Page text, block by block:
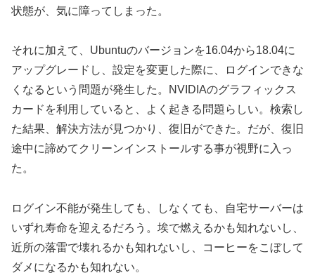
状態が、気に障ってしまった。
それに加えて、Ubuntuのバージョンを16.04から18.04に
アップグレードし、設定を変更した際に、ログインできな
くなるという問題が発生した。NVIDIAのグラフィックス
カードを利用していると、よく起きる問題らしい。検索し
た結果、解決方法が見つかり、復旧ができた。だが、復旧
途中に諦めてクリーンインストールする事が視野に入っ
た。
ログイン不能が発生しても、しなくても、自宅サーバーは
いずれ寿命を迎えるだろう。埃で燃えるかも知れないし、
近所の落雷で壊れるかも知れないし、コーヒーをこぼして
ダメになるかも知れない。